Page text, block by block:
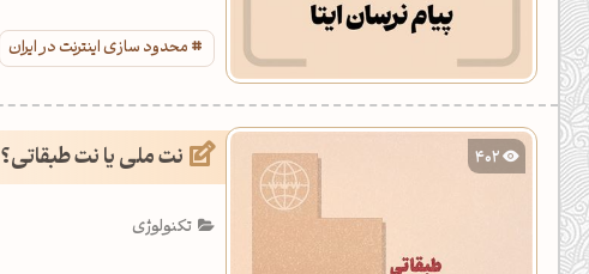
محدود سازی اینترنت در ایران
402 نت ملی یا نت طبقاتی؟
تکنولوژی